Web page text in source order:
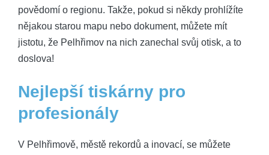
povědomí o regionu. ‌Takže,​ pokud⁢ si ⁣někdy prohlížíte
⁣nějakou starou mapu‌ nebo dokument, můžete mít
jistotu, že Pelhřimov na ​nich zanechal‍ svůj otisk, a⁢ to
doslova!
Nejlepší tiskárny pro​
profesionály
V Pelhřimově, ⁢městě rekordů a inovací, se můžete ​